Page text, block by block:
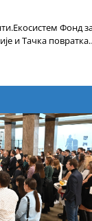
Фонд
и Тачка повратка